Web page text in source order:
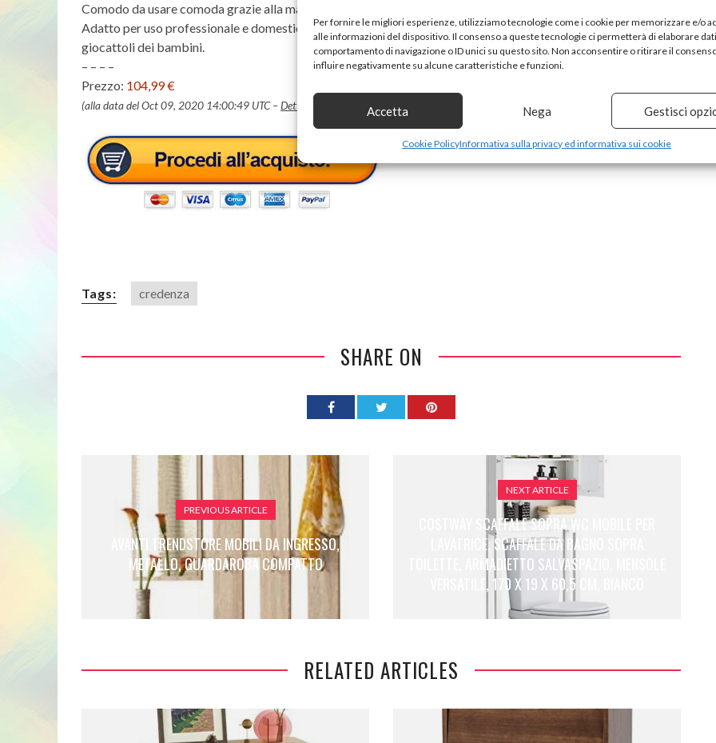
Per fornire le migliori esperienze, utilizziamo tecnologie come i cookie per memorizzare e/o
alle informazioni del dispositivo. Il consenso a queste tecnologie ci permetterà di elaborare
comportamento di navigazione o ID unici su questo sito. Non acconsentire o ritirare il
influire negativamente su alcune caratteristiche e funzioni.
Accetta Nega Gestisci
Cookie PolicyInformativa sulla privacy ed informativa sui cookie
Comodo da usare comoda grazie alla maniglia installata su ogni porta.
Adatto per uso professionale e domestico, è l’opzione ideale per riporre sia documenti sia abiti, oppure i
giocattoli dei bambini.
– – – –
Prezzo: 104,99 €
(alla data del Oct 09, 2020 14:00:49 UTC – Dettagli
Tags: credenza
SHARE ON
PREVIOUS ARTICLE
AVANTI TRENDSTORE MOBILI DA INGRESSO,
METALLO, GUARDAROBA COMPATTO
NEXT ARTICLE
COSTWAY SCAFFALE SOPRA WC MOBILE PER
LAVATRICE, SCAFFALE DA BAGNO SOPRA
TOILETTE, ARMADIETTO SALVASPAZIO, MENSOLE
VERSATILE, 170 X 19 X 60,5 CM, BIANCO
RELATED ARTICLES